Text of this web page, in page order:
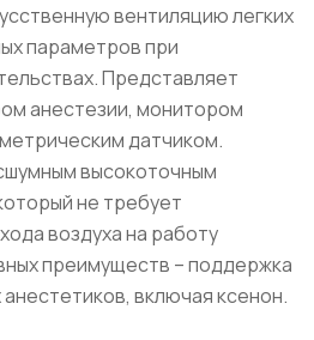
вентиляцию легких
параметров при
Представляет
анестезии, монитором
датчиком.
высокоточным
не требует
воздуха на работу
преимуществ – поддержка
включая ксенон.